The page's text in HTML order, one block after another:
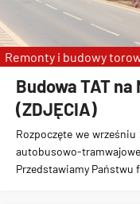
Budowa TAT na
(ZDJĘCIA)
Rozpoczęte we wrześniu
autobusowo-
Przedstawiamy Państwu
Remonty i budowy